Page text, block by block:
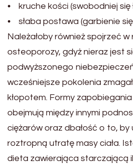
• kruche kości (swobodniej się
• słaba postawa (garbienie
Należałoby również spojrzeć
osteoporozy, gdyż nieraz jest
podwyższonego
wcześniejsze pokolenia
kłopotem. Formy
obejmują między innymi
ciężarów oraz dbałość o to, by
roztropną utratę masy ciała.
dieta zawierająca starczającą